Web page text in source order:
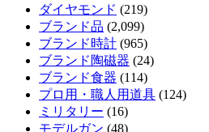
ダイヤモンド (219)
ブランド品 (2,099)
ブランド時計 (965)
ブランド陶磁器 (24)
ブランド食器 (114)
プロ用・職人用道具 (124)
ミリタリー (16)
モデルガン (48)